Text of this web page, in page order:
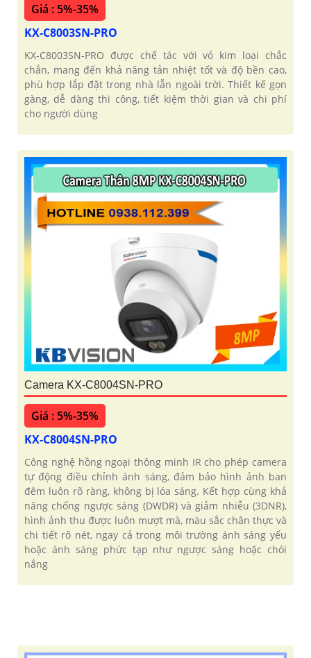
Giá : 5%-35%
KX-C8003SN-PRO
KX-C8003SN-PRO được chế tác với vỏ kim loại chắc
chắn, mang đến khả năng tản nhiệt tốt và độ bền cao,
phù hợp lắp đặt trong nhà lẫn ngoài trời. Thiết kế gọn
gàng, dễ dàng thi công, tiết kiệm thời gian và chi phí
cho người dùng
Camera KX-C8004SN-PRO
Giá : 5%-35%
KX-C8004SN-PRO
Công nghệ hồng ngoại thông minh IR cho phép camera
tự động điều chỉnh ánh sáng, đảm bảo hình ảnh ban
đêm luôn rõ ràng, không bị lóa sáng. Kết hợp cùng khả
năng chống ngược sáng (DWDR) và giảm nhiễu (3DNR),
hình ảnh thu được luôn mượt mà, màu sắc chân thực và
chi tiết rõ nét, ngay cả trong môi trường ánh sáng yếu
hoặc ánh sáng phức tạp như ngược sáng hoặc chói
nắng